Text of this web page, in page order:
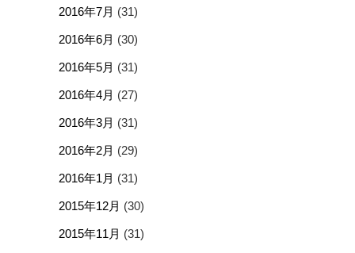
2016年7月 (31)
2016年6月 (30)
2016年5月 (31)
2016年4月 (27)
2016年3月 (31)
2016年2月 (29)
2016年1月 (31)
2015年12月 (30)
2015年11月 (31)